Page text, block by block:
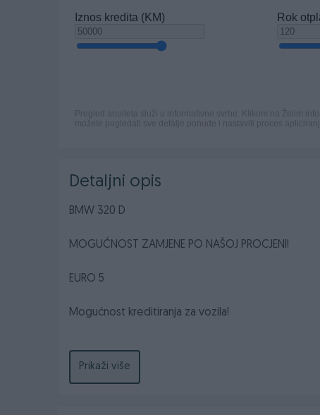
Detaljni opis
BMW 320 D
MOGUĆNOST ZAMJENE PO NAŠOJ PROCJENI!
EURO 5
Mogućnost kreditiranja za vozila!
2012.GODINA
Prikaži više